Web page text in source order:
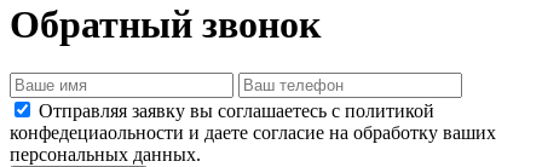
Обратный звонок
Отправляя заявку вы соглашаетесь с политикой
конфедециаольности и даете согласие на обработку ваших
персональных данных.